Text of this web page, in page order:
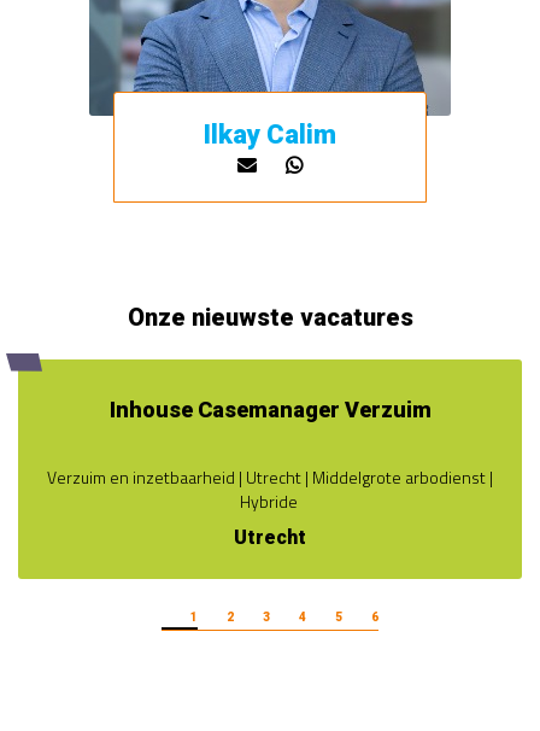
Ilkay Calim
Onze nieuwste vacatures
Inhouse Casemanager Verzuim
Verzuim en inzetbaarheid | Utrecht | Middelgrote arbodienst |
Hybride
Utrecht
1 2 3 4 5 6